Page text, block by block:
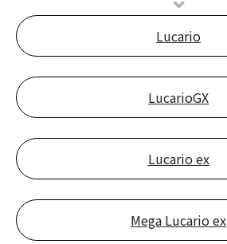
Lucario
LucarioGX
Lucario ex
Mega Lucario ex